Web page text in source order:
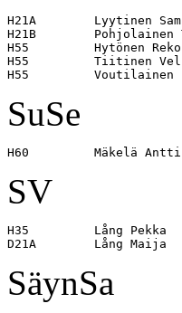
H21A        Lyytinen
H21B
H55         Hytönen
H55         Tiitinen
SuSe
SV
H35         Lång
SäynSa